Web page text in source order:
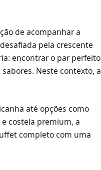
de acompanhar a
pela crescente
encontrar o par perfeito
Neste contexto, a
até opções como
costela premium, a
completo com uma